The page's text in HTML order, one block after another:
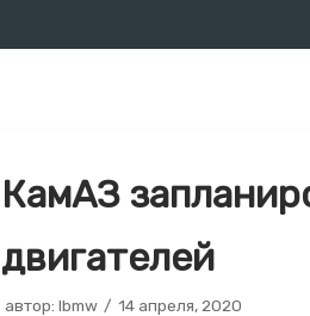
КамАЗ
двигателей
автор: lbmw 14 апреля, 2020